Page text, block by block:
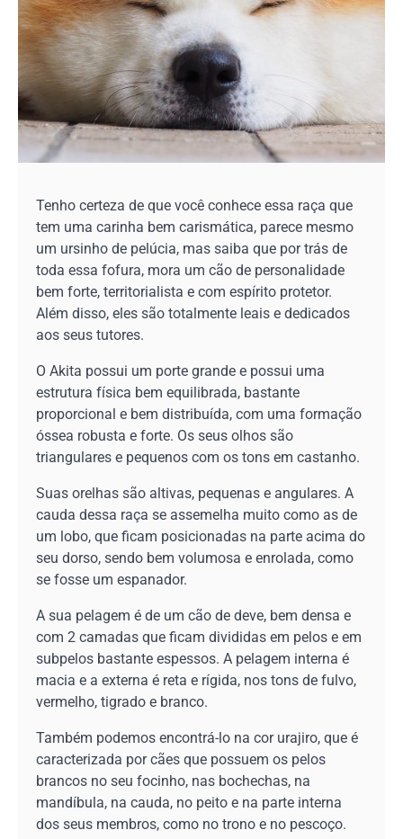
Tenho certeza de que você conhece essa raça que
tem uma carinha bem carismática, parece mesmo
um ursinho de pelúcia, mas saiba que por trás de
toda essa fofura, mora um cão de personalidade
bem forte, territorialista e com espírito protetor.
Além disso, eles são totalmente leais e dedicados
aos seus tutores.
O Akita possui um porte grande e possui uma
estrutura física bem equilibrada, bastante
proporcional e bem distribuída, com uma formação
óssea robusta e forte. Os seus olhos são
triangulares e pequenos com os tons em castanho.
Suas orelhas são altivas, pequenas e angulares. A
cauda dessa raça se assemelha muito como as de
um lobo, que ficam posicionadas na parte acima do
seu dorso, sendo bem volumosa e enrolada, como
se fosse um espanador.
A sua pelagem é de um cão de deve, bem densa e
com 2 camadas que ficam divididas em pelos e em
subpelos bastante espessos. A pelagem interna é
macia e a externa é reta e rígida, nos tons de fulvo,
vermelho, tigrado e branco.
Também podemos encontrá-lo na cor urajiro, que é
caracterizada por cães que possuem os pelos
brancos no seu focinho, nas bochechas, na
mandíbula, na cauda, no peito e na parte interna
dos seus membros, como no trono e no pescoço.